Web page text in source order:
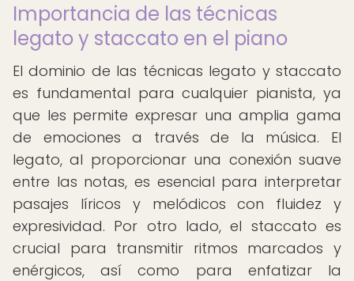
Importancia de las técnicas
legato y staccato en el piano
El dominio de las técnicas legato y staccato
es fundamental para cualquier pianista, ya
que les permite expresar una amplia gama
de emociones a través de la música. El
legato, al proporcionar una conexión suave
entre las notas, es esencial para interpretar
pasajes líricos y melódicos con fluidez y
expresividad. Por otro lado, el staccato es
crucial para transmitir ritmos marcados y
enérgicos, así como para enfatizar la